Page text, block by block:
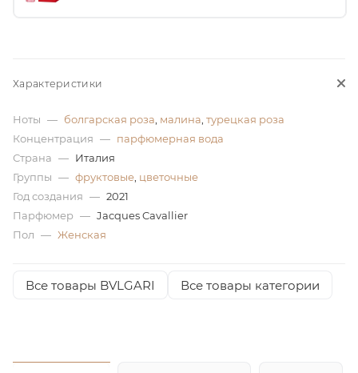
Характеристики
Ноты — болгарская роза малина турецкая роза
Концентрация — парфюмерная вода
Страна — Италия
Группы — фруктовые цветочные
Год создания — 2021
Парфюмер — Jacques Cavallier
Пол — Женская
Все товары BVLGARI Все товары категории